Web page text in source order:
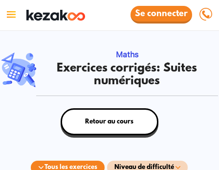
Se connecter
Maths
Exercices corrigés: Suites
numériques
Tous les exercices Niveau de difficulté
Retour au cours